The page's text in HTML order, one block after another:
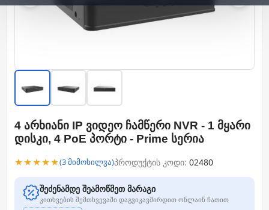
4 არხიანი IP ვიდეო ჩამწერი NVR - 1 მყარი
დისკი, 4 PoE პორტი - Prime სერია
★★★★★(3 მიმოხილვა)პროდუქტის კოდი: 02480
შეძენამდე შეამოწმეთ მარაგი
კითხვების შემთხვევაში დაგვიკავშირდით ონლაინ ჩათით